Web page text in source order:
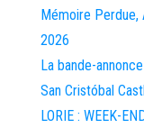
Mémoire Perdue,
2026
La bande-
San Cristóbal
LORIE : WEEK-